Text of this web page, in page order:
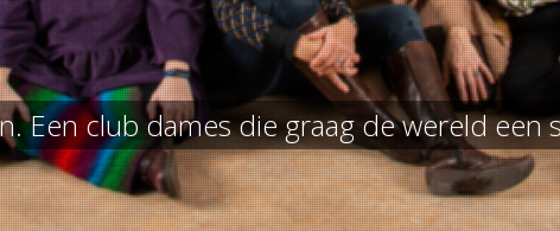
Een club dames die graag de wereld een